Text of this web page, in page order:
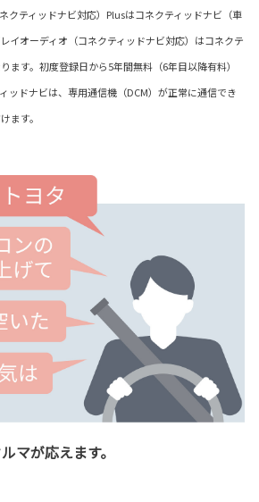
クティッドナビ対応）Plusはコネクティッドナビ（車
イオーディオ（コネクティッドナビ対応）はコネクテ
ます。初度登録日から5年間無料（6年目以降有料）
ッドナビは、専用通信機（DCM）が正常に通信でき
ます。
マが応えます。